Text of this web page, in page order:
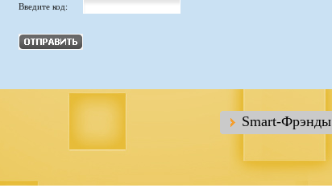
Введите код:
Smart-Фрэнды